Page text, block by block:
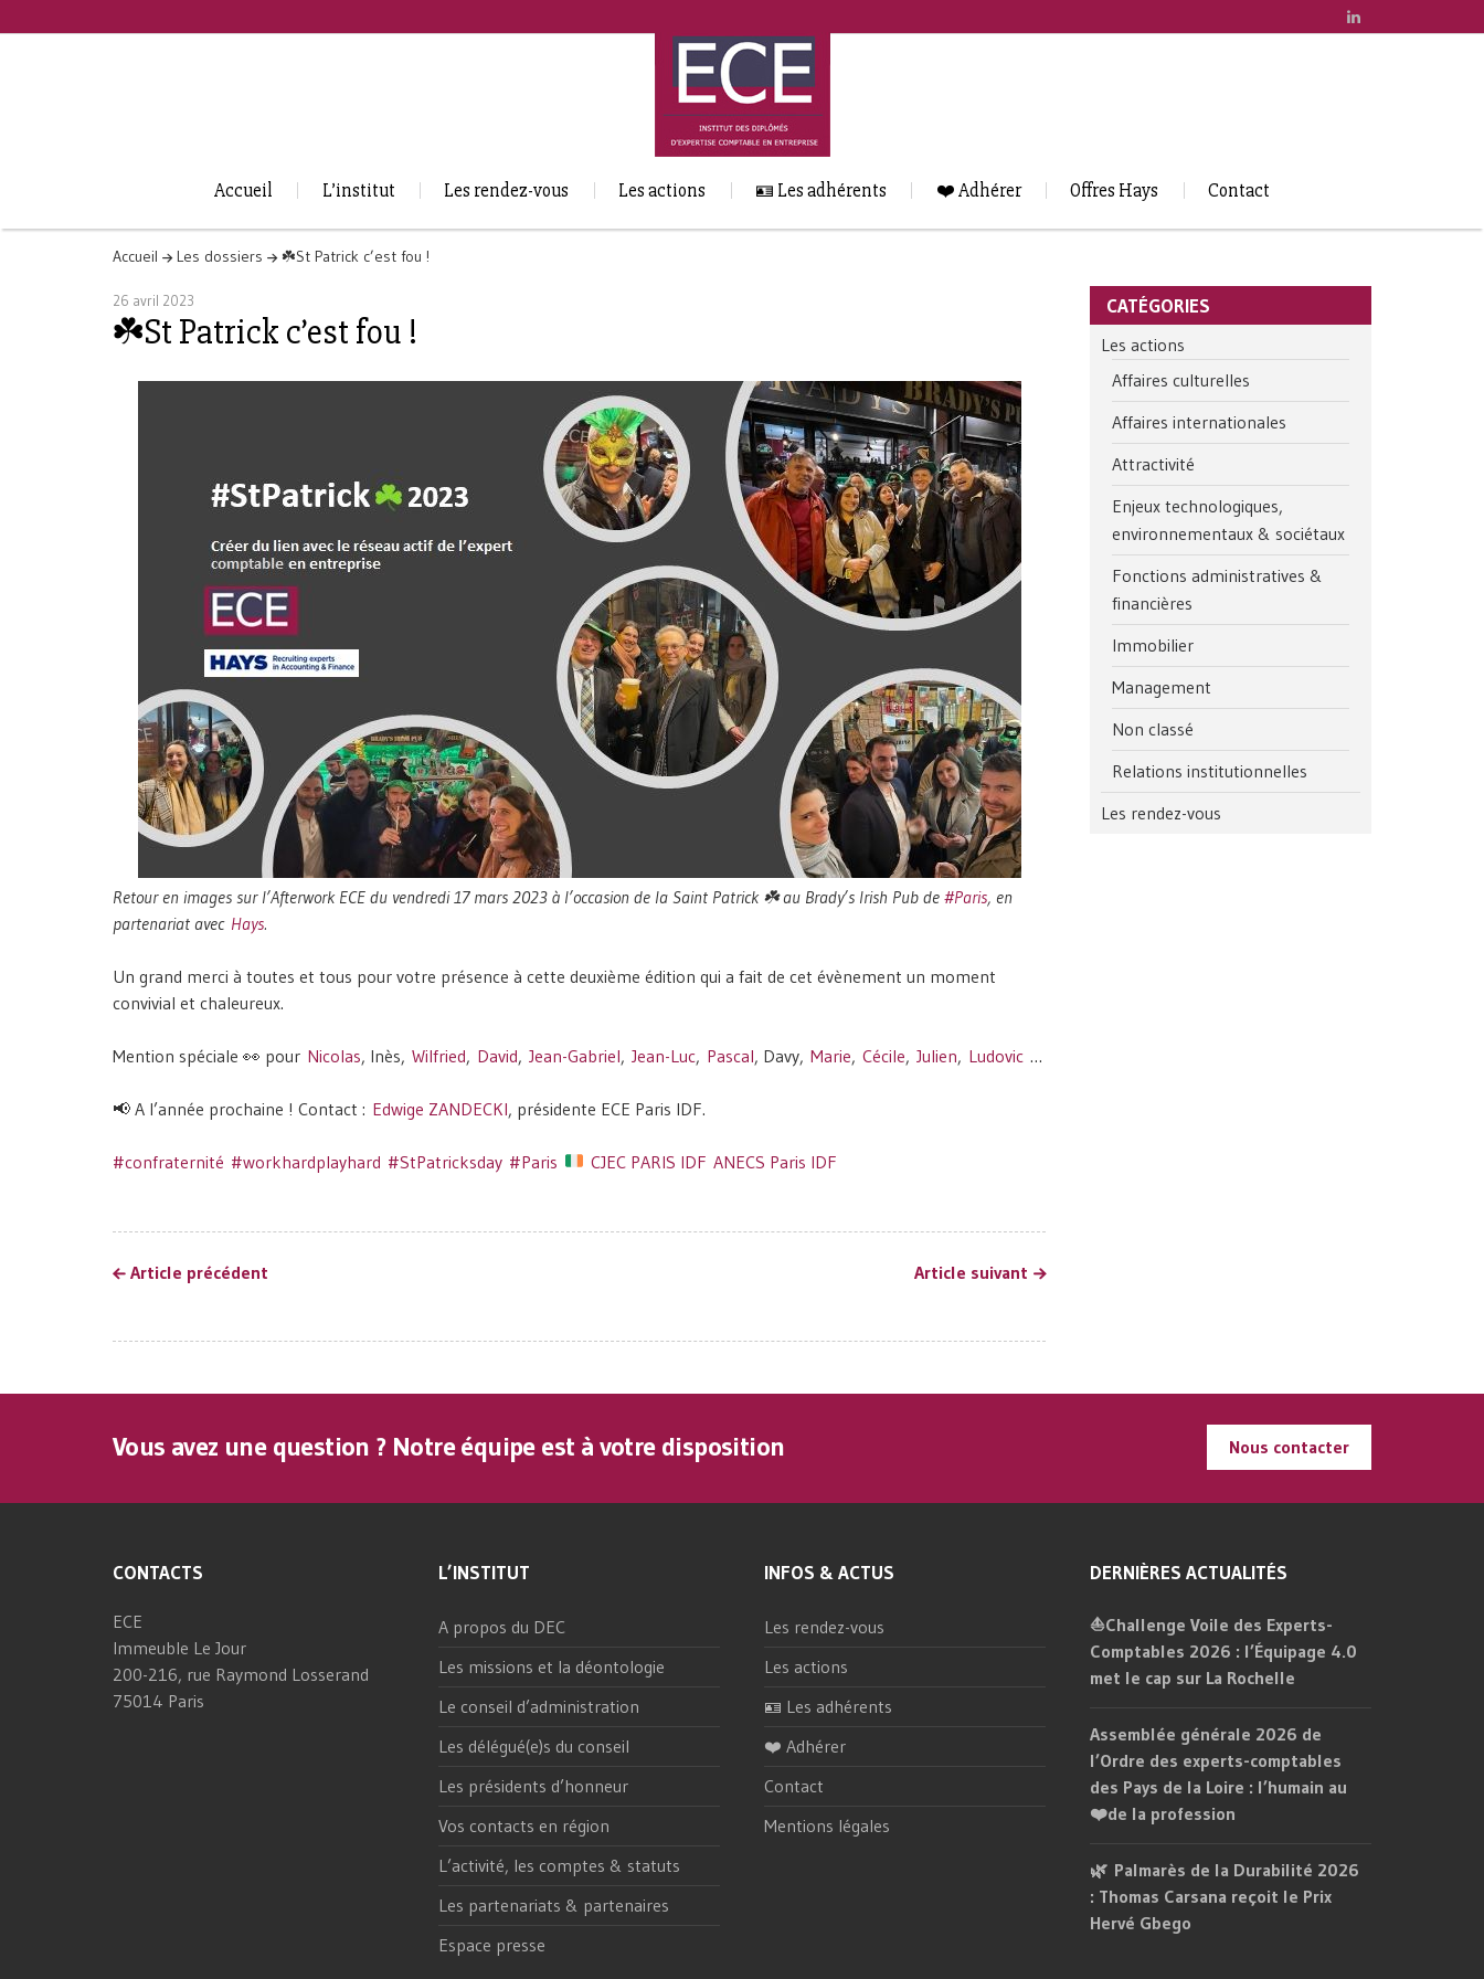
Accueil L’institut Les rendez-vous Les actions 🪪 Les adhérents ❤️ Adhérer Offres Hays Contact
Accueil Les dossiers ☘️St Patrick c’est fou !
26 avril 2023
☘️St Patrick c’est fou !
Retour en images sur l’Afterwork ECE du vendredi 17 mars 2023 à l’occasion de la Saint Patrick ☘️ au Brady’s Irish Pub de #Paris, en
partenariat avec Hays.
Un grand merci à toutes et tous pour votre présence à cette deuxième édition qui a fait de cet évènement un moment
convivial et chaleureux.
Mention spéciale 👀 pour Nicolas, Inès, Wilfried, David, Jean-Gabriel, Jean-Luc, Pascal, Davy, Marie, Cécile, Julien, Ludovic …
📢 A l’année prochaine ! Contact : Edwige ZANDECKI, présidente ECE Paris IDF.
#confraternité #workhardplayhard #StPatricksday #Paris CJEC PARIS IDF ANECS Paris IDF
Article précédent Article suivant
CATÉGORIES
Les actions
Affaires culturelles
Affaires internationales
Attractivité
Enjeux technologiques,
environnementaux & sociétaux
Fonctions administratives &
financières
Immobilier
Management
Non classé
Relations institutionnelles
Les rendez-vous
Vous avez une question ? Notre équipe est à votre disposition Nous contacter
CONTACTS
ECE
Immeuble Le Jour
200-216, rue Raymond Losserand
75014 Paris
L’INSTITUT
A propos du DEC
Les missions et la déontologie
Le conseil d’administration
Les délégué(e)s du conseil
Les présidents d’honneur
Vos contacts en région
L’activité, les comptes & statuts
Les partenariats & partenaires
Espace presse
INFOS & ACTUS
Les rendez-vous
Les actions
🪪 Les adhérents
❤️ Adhérer
Contact
Mentions légales
DERNIÈRES ACTUALITÉS
⛵Challenge Voile des Experts-
Comptables 2026 : l’Équipage 4.0
met le cap sur La Rochelle
Assemblée générale 2026 de
l’Ordre des experts-comptables
des Pays de la Loire : l’humain au
❤️de la profession
🌿 Palmarès de la Durabilité 2026
: Thomas Carsana reçoit le Prix
Hervé Gbego